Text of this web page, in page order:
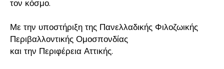
τον κόσμο.
Με την υποστήριξη της Πανελλαδικής Φιλοζωικής
Περιβαλλοντικής Ομοσπονδίας
και την Περιφέρεια Αττικής.